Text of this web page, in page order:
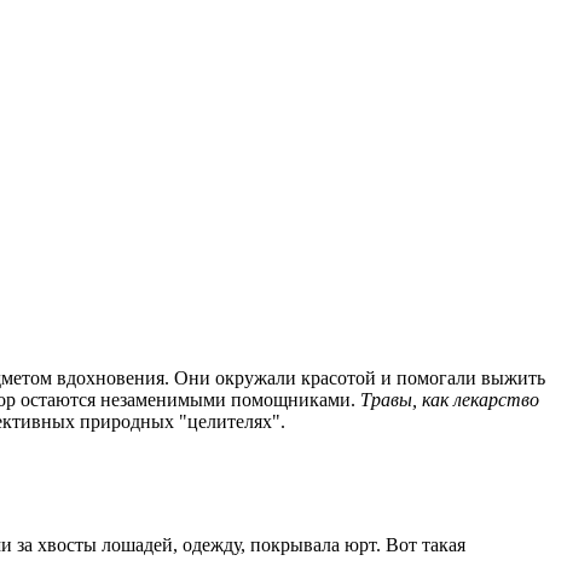
вдохновения. Они окружали красотой и помогали выжить
остаются незаменимыми помощниками. Травы, как лекарство
природных "целителях".
за хвосты лошадей, одежду, покрывала юрт. Вот такая